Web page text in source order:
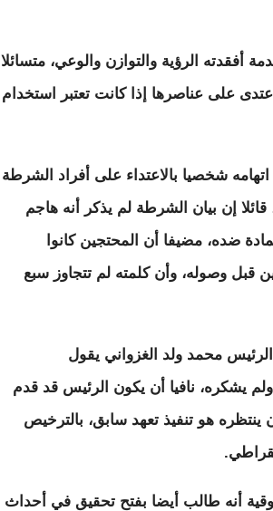
أفقدته الرؤية والتوازن والوعي، متسائلا
على عناصرها إذا كانت تعتبر استخدام
شخصيا بالاعتداء على أفراد الشرطة
إن بيان الشرطة لم يذكر أنه هاجم
ضده، مضيفا أن المحتجين كانوا
قبل وصوله، وأن كلمته لم تتجاوز سبع
محمد ولد الغزواني يقول
يشكره، نافيا أن يكون الرئيس قد قدم
ينتظره هو تنفيذ تعهد سابق، بالترخيص
أنه طالب أيضا بفتح تحقيق في أحداث